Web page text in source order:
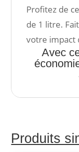
Profitez de
de 1 litre.
votre impact
Avec
Produits